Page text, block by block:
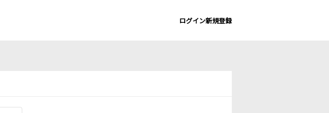
ログイン新規登録